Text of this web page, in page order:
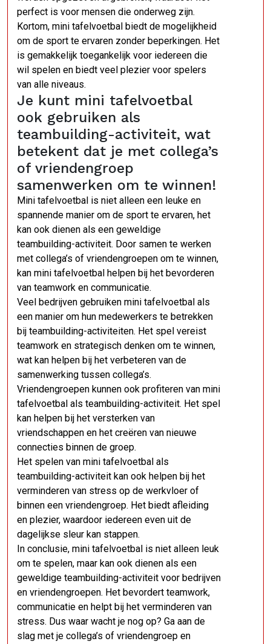
perfect is voor mensen die onderweg zijn.
Kortom, mini tafelvoetbal biedt de mogelijkheid
om de sport te ervaren zonder beperkingen. Het
is gemakkelijk toegankelijk voor iedereen die
wil spelen en biedt veel plezier voor spelers
van alle niveaus.
Je kunt mini tafelvoetbal
ook gebruiken als
teambuilding-activiteit, wat
betekent dat je met collega’s
of vriendengroep
samenwerken om te winnen!
Mini tafelvoetbal is niet alleen een leuke en
spannende manier om de sport te ervaren, het
kan ook dienen als een geweldige
teambuilding-activiteit. Door samen te werken
met collega’s of vriendengroepen om te winnen,
kan mini tafelvoetbal helpen bij het bevorderen
van teamwork en communicatie.
Veel bedrijven gebruiken mini tafelvoetbal als
een manier om hun medewerkers te betrekken
bij teambuilding-activiteiten. Het spel vereist
teamwork en strategisch denken om te winnen,
wat kan helpen bij het verbeteren van de
samenwerking tussen collega’s.
Vriendengroepen kunnen ook profiteren van mini
tafelvoetbal als teambuilding-activiteit. Het spel
kan helpen bij het versterken van
vriendschappen en het creëren van nieuwe
connecties binnen de groep.
Het spelen van mini tafelvoetbal als
teambuilding-activiteit kan ook helpen bij het
verminderen van stress op de werkvloer of
binnen een vriendengroep. Het biedt afleiding
en plezier, waardoor iedereen even uit de
dagelijkse sleur kan stappen.
In conclusie, mini tafelvoetbal is niet alleen leuk
om te spelen, maar kan ook dienen als een
geweldige teambuilding-activiteit voor bedrijven
en vriendengroepen. Het bevordert teamwork,
communicatie en helpt bij het verminderen van
stress. Dus waar wacht je nog op? Ga aan de
slag met je collega’s of vriendengroep en